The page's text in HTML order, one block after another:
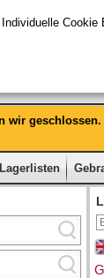
wir geschlossen.
Lagerlisten
Cookie